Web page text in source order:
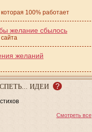
100% работает
желание сбылось
желаний
ИДЕИ ?
Смотреть все